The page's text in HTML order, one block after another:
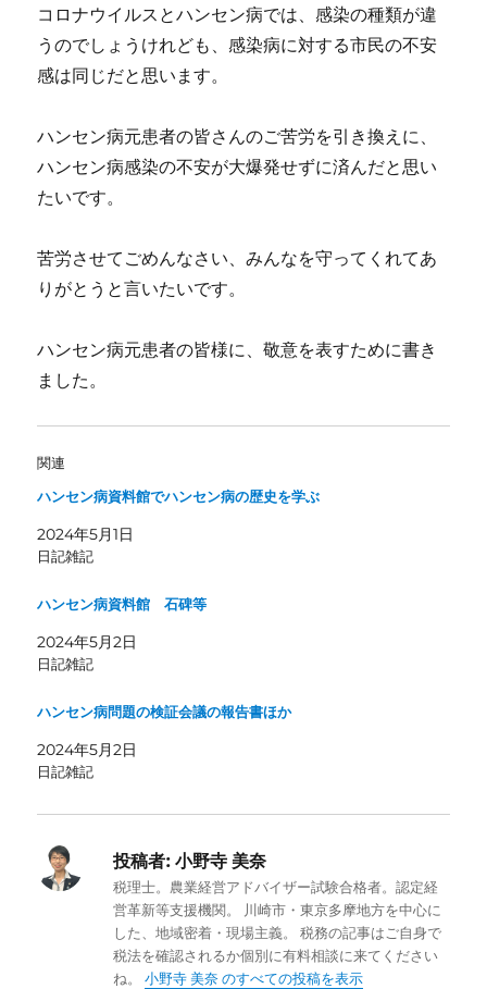
コロナウイルスとハンセン病では、感染の種類が違
うのでしょうけれども、感染病に対する市民の不安
感は同じだと思います。
ハンセン病元患者の皆さんのご苦労を引き換えに、
ハンセン病感染の不安が大爆発せずに済んだと思い
たいです。
苦労させてごめんなさい、みんなを守ってくれてあ
りがとうと言いたいです。
ハンセン病元患者の皆様に、敬意を表すために書き
ました。
関連
ハンセン病資料館でハンセン病の歴史を学ぶ
2024年5月1日
日記雑記
ハンセン病資料館 石碑等
2024年5月2日
日記雑記
ハンセン病問題の検証会議の報告書ほか
2024年5月2日
日記雑記
投稿者: 小野寺 美奈
税理士。農業経営アドバイザー試験合格者。認定経
営革新等支援機関。 川崎市・東京多摩地方を中心に
した、地域密着・現場主義。 税務の記事はご自身で
税法を確認されるか個別に有料相談に来てください
ね。小野寺 美奈 のすべての投稿を表示